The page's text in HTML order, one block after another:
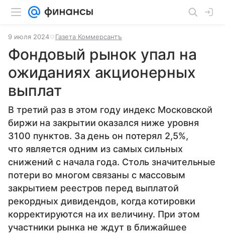
9 июля 2024 Газета Коммерсантъ
Фондовый рынок упал на
ожиданиях акционерных
выплат
В третий раз в этом году индекс Московской
биржи на закрытии оказался ниже уровня
3100 пунктов. За день он потерял 2,5%,
что является одним из самых сильных
снижений с начала года. Столь значительные
потери во многом связаны с массовым
закрытием реестров перед выплатой
рекордных дивидендов, когда котировки
корректируются на их величину. При этом
участники рынка не ждут в ближайшее